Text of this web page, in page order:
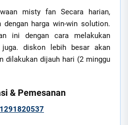
misty fan Secara harian,
dengan harga win-win solution.
ini dengan cara melakukan
juga. diskon lebih besar akan
dilakukan dijauh hari (2 minggu
& Pemesanan